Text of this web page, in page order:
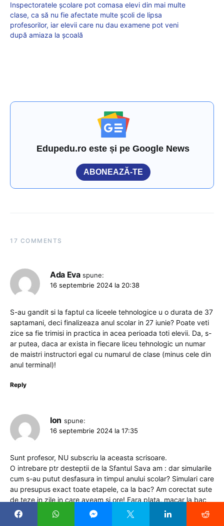
Inspectoratele școlare pot comasa elevi din mai multe
clase, ca să nu fie afectate multe școli de lipsa
profesorilor, iar elevii care nu dau examene pot veni
după amiaza la școală
Edupedu.ro este și pe Google News
ABONEAZĂ-TE
17 COMMENTS
Ada Eva spune:
16 septembrie 2024 la 20:38
S-au gandit si la faptul ca liceele tehnologice u o durata de 37
saptamani, deci finalizeaza anul scolar in 27 iunie? Poate veti
zice sa fie trimisi in practica in acea perioada toti elevii. Da, s-
ar putea, daca ar exista in fiecare liceu tehnologic un numar
de maistri instructori egal cu numarul de clase (minus cele din
anul terminal)!
Reply
Ion spune:
16 septembrie 2024 la 17:35
Sunt profesor, NU subscriu la aceasta scrisoare.
O intrebare ptr desteptii de la Sfantul Sava am : dar simularile
cum s-au putut desfasura in timpul anului scolar? Simulari care
au presupus exact toate etapele, ca la bac? Am corectat sute
de teze in zile in care aveam si ore! Fara plata, macar la bac
te plateste. Veniti cu argumentul ca elevii din terminale nu ar
mai participa la maretele activitati din scoala altfel si scoala